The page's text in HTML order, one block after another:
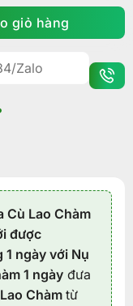
phá Khu dự trữ
giỏ hàng
Cù Lao Chàm
được
1 ngày với Nụ
1 ngàyđưa
Chàm từ